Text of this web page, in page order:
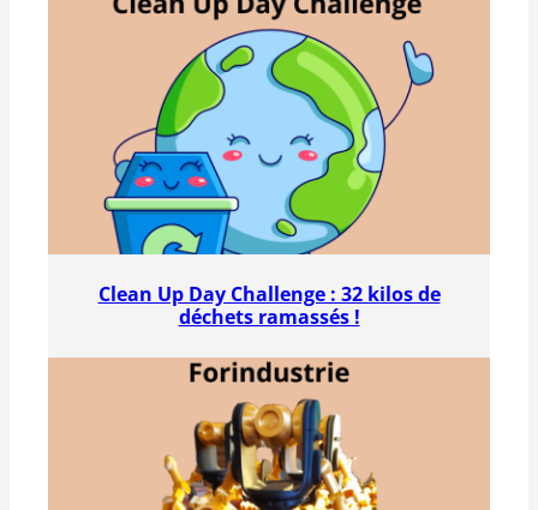
Clean Up Day Challenge : 32 kilos de
déchets ramassés !